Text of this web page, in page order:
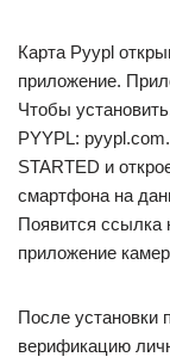
Карта Pyypl
приложение.
Чтобы
PYYPL:
STARTED и
смартфона на
Появится ссылка
приложение
После установки
верификацию